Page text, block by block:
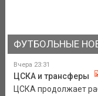
ФУТБОЛЬНЫЕ
Вчера 23:31
ЦСКА и трансферы
ЦСКА продолжает